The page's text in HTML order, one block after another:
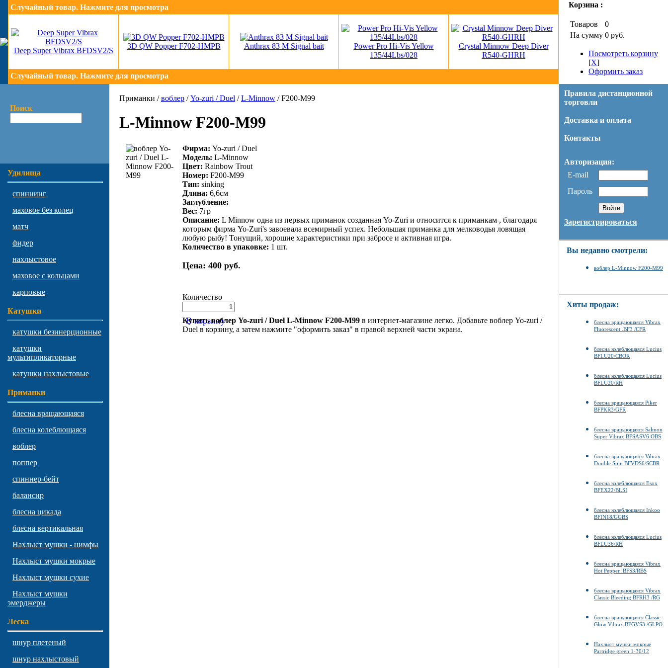
Случайный товар. Нажмите для просмотра
Deep Super Vibrax BFDSV2/S
3D QW Popper F702-HMPB Anthrax 83 M Signal bait
Power Pro Hi-Vis Yellow
135/44Lbs/028
Crystal Minnow Deep Diver
R540-GHRH
Случайный товар. Нажмите для просмотра
Корзина :
Товаров
0
На сумму 0 руб.
Посмотреть корзину
[X]
Оформить заказ
Поиск
Удилища
спиннинг
маховое без колец
матч
фидер
нахлыстовое
маховое с кольцами
карповые
Катушки
катушки безинерционные
катушки
мультипликаторные
катушки нахлыстовые
Приманки
блесна вращающаяся
блесна колеблющаяся
воблер
поппер
спиннер-бейт
балансир
блесна цикада
блесна вертикальная
Нахлыст мушки - нимфы
Нахлыст мушки мокрые
Нахлыст мушки сухие
Нахлыст мушки
эмерджеры
Леска
шнур плетеный
шнур нахлыстовый
Приманки /воблер /Yo-zuri / Duel /L-Minnow / F200-M99
L-Minnow F200-M99
Фирма: Yo-zuri / Duel
Модель: L-Minnow
Цвет: Rainbow Trout
Номер: F200-M99
Тип: sinking
Длина: 6,6см
Заглубление:
Вес: 7гр
Описание: L Minnow одна из первых приманок созданная Yo-Zuri и относится к приманкам , благодаря
которым фирма Yo-Zuri's завоевала всемирный успех. Небольшая приманка для мелководья ловящая
любую рыбу! Тонущий, хорошие характеристики при забросе и активная игра.
Количество в упаковке: 1 шт.
Цена: 400 руб.
Количество
В корзину
Купить воблер Yo-zuri / Duel L-Minnow F200-M99 в интернет-магазине легко. Добавьте воблер Yo-zuri /
Duel в корзину, а затем нажмите "оформить заказ" в правой верхней части экрана.
Правила дистанционной
торговли
Доставка и оплата
Контакты
Авторизация:
E-mail
Пароль
Зарегистрироваться
Вы недавно смотрели:
воблер L-Minnow F200-M99
Хиты продаж:
блесна вращающаяся Vibrax
Fluorescent .BF3 /CFR
блесна колеблющаяся Lucius
BFLU20/CBOR
блесна колеблющаяся Lucius
BFLU20/RH
блесна вращающаяся Piker
BFPKR3/GFR
блесна вращающаяся Salmon
Super Vibrax BFSASV6 OBS
блесна вращающаяся Vibrax
Double Spin BFVDS6/SCBR
блесна колеблющаяся Esox
BFEX22/BLSI
блесна колеблющаяся Inkoo
BFIN18/GGBS
блесна колеблющаяся Lucius
BFLU36/RH
блесна вращающаяся Vibrax
Hot Pepper .BFS3/RBS
блесна вращающаяся Vibrax
Classic Bleeding BFRH3 /RG
блесна вращающаяся Classic
Glow Vibrax BFGVS3 /GLPO
Нахлыст мушки мокрые
Partridge green 1-30/12